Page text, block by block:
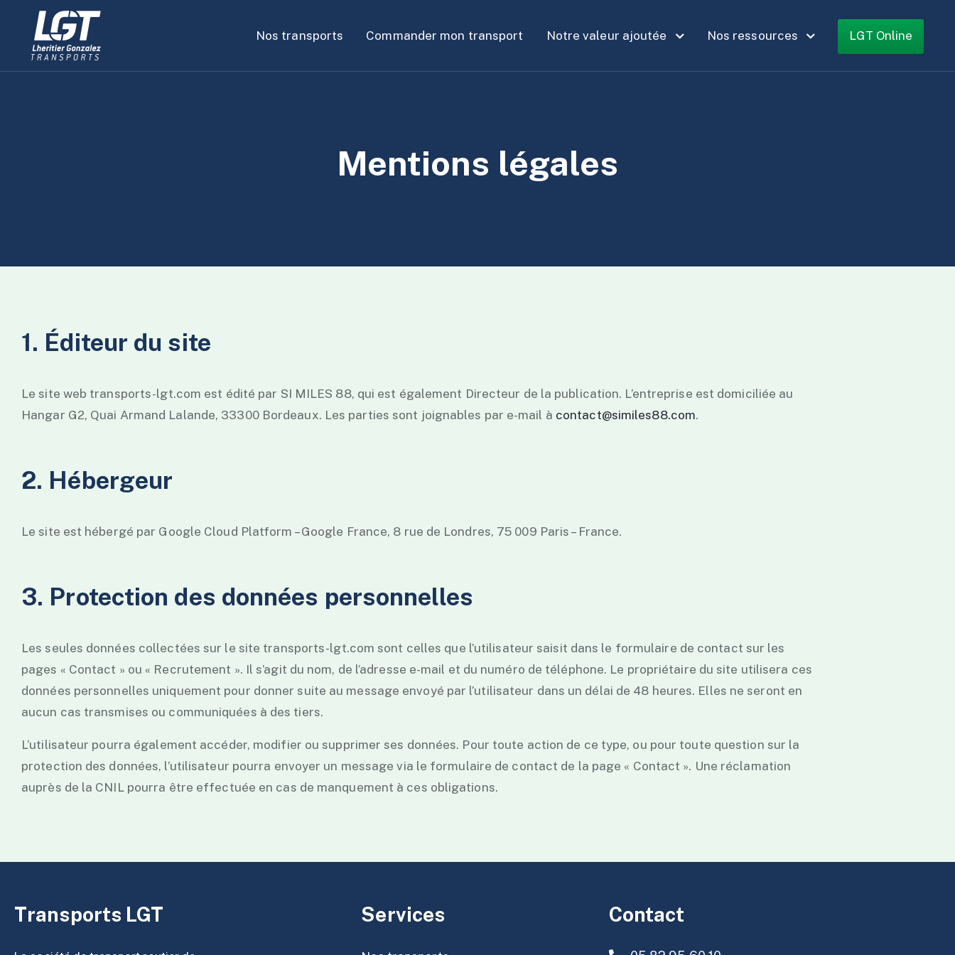
Nos transports Commander mon transport Notre valeur ajoutée Nos ressources LGT Online
Mentions légales
1. Éditeur du site
Le site web transports-lgt.com est édité par SI MILES 88, qui est également Directeur de la publication. L’entreprise est domiciliée au
Hangar G2, Quai Armand Lalande, 33300 Bordeaux. Les parties sont joignables par e-mail à contact@similes88.com.
2. Hébergeur
Le site est hébergé par Google Cloud Platform – Google France, 8 rue de Londres, 75 009 Paris – France.
3. Protection des données personnelles
Les seules données collectées sur le site transports-lgt.com sont celles que l’utilisateur saisit dans le formulaire de contact sur les
pages « Contact » ou « Recrutement ». Il s’agit du nom, de l’adresse e-mail et du numéro de téléphone. Le propriétaire du site utilisera ces
données personnelles uniquement pour donner suite au message envoyé par l’utilisateur dans un délai de 48 heures. Elles ne seront en
aucun cas transmises ou communiquées à des tiers.
L’utilisateur pourra également accéder, modifier ou supprimer ses données. Pour toute action de ce type, ou pour toute question sur la
protection des données, l’utilisateur pourra envoyer un message via le formulaire de contact de la page « Contact ». Une réclamation
auprès de la CNIL pourra être effectuée en cas de manquement à ces obligations.
Transports LGT Services Contact